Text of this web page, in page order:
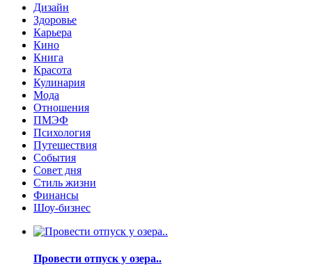
Дизайн
Здоровье
Карьера
Кино
Книга
Красота
Кулинария
Мода
Отношения
ПМЭФ
Психология
Путешествия
События
Совет дня
Стиль жизни
Финансы
Шоу-бизнес
Провести отпуск у озера..